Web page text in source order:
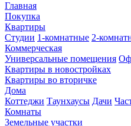
Главная
Покупка
Квартиры
Студии 1-комнатные 2-
Коммерческая
Универсальные помещения
Квартиры в новостройках
Квартиры во вторичке
Дома
Коттеджи Таунхаусы Дачи
Комнаты
Земельные участки